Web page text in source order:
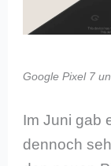
Google Pixel 7
Im Juni gab
dennoch